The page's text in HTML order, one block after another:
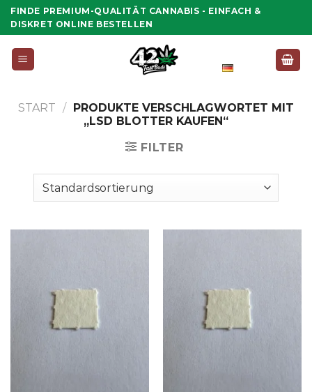
Zum
Inhalt
FINDE PREMIUM-QUALITÄT CANNABIS - EINFACH &
DISKRET ONLINE BESTELLEN
START / PRODUKTE VERSCHLAGWORTET MIT
„LSD BLOTTER KAUFEN“
FILTER